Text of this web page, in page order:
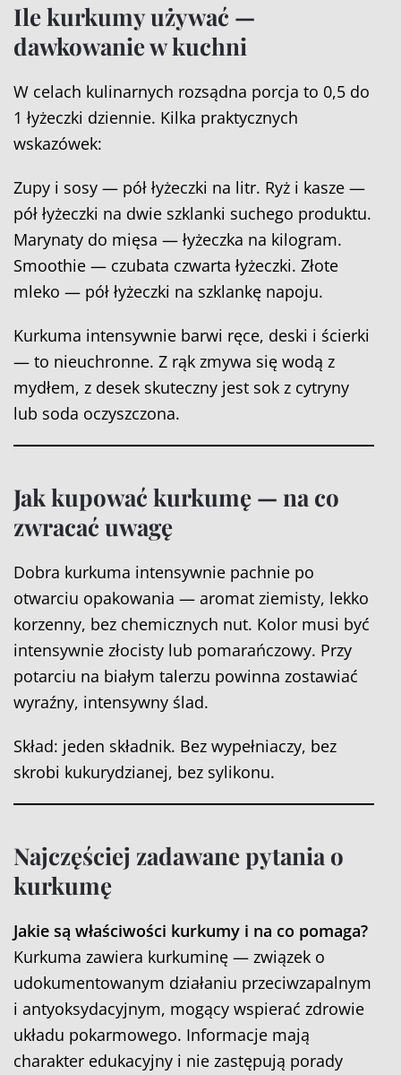
Ile kurkumy używać —
dawkowanie w kuchni
W celach kulinarnych rozsądna porcja to 0,5 do
1 łyżeczki dziennie. Kilka praktycznych
wskazówek:
Zupy i sosy — pół łyżeczki na litr. Ryż i kasze —
pół łyżeczki na dwie szklanki suchego produktu.
Marynaty do mięsa — łyżeczka na kilogram.
Smoothie — czubata czwarta łyżeczki. Złote
mleko — pół łyżeczki na szklankę napoju.
Kurkuma intensywnie barwi ręce, deski i ścierki
— to nieuchronne. Z rąk zmywa się wodą z
mydłem, z desek skuteczny jest sok z cytryny
lub soda oczyszczona.
Jak kupować kurkumę — na co
zwracać uwagę
Dobra kurkuma intensywnie pachnie po
otwarciu opakowania — aromat ziemisty, lekko
korzenny, bez chemicznych nut. Kolor musi być
intensywnie złocisty lub pomarańczowy. Przy
potarciu na białym talerzu powinna zostawiać
wyraźny, intensywny ślad.
Skład: jeden składnik. Bez wypełniaczy, bez
skrobi kukurydzianej, bez sylikonu.
Najczęściej zadawane pytania o
kurkumę
Jakie są właściwości kurkumy i na co pomaga?
Kurkuma zawiera kurkuminę — związek o
udokumentowanym działaniu przeciwzapalnym
i antyoksydacyjnym, mogący wspierać zdrowie
układu pokarmowego. Informacje mają
charakter edukacyjny i nie zastępują porady